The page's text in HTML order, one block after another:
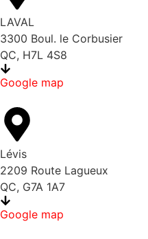
LAVAL
3300 Boul. le Corbusier
QC, H7L 4S8
Google map
Lévis
2209 Route Lagueux
QC, G7A 1A7
Google map